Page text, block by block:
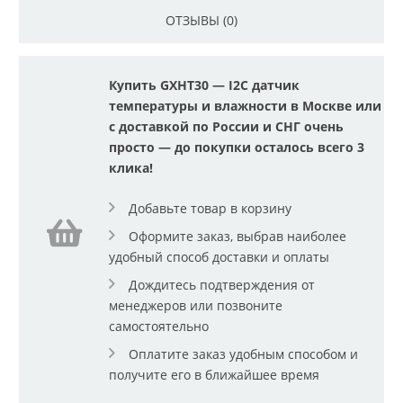
ОТЗЫВЫ (0)
Купить GXHT30 — I2C датчик
температуры и влажности в Москве или
с доставкой по России и СНГ очень
просто — до покупки осталось всего 3
клика!
Добавьте товар в корзину
Оформите заказ, выбрав наиболее
удобный способ доставки и оплаты
Дождитесь подтверждения от
менеджеров или позвоните
самостоятельно
Оплатите заказ удобным способом и
получите его в ближайшее время